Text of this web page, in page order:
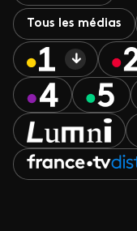
Tous les médias